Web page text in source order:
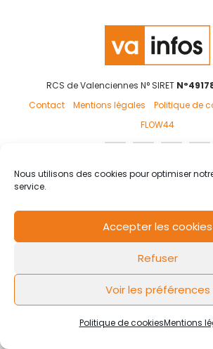
Nous utilisons des cookies pour optimiser
service.
Accepter les cookies
Refuser
Voir les préférences
Politique de cookiesMentions
RCS de Valenciennes N° SIRET
Contact
Mentions légales Politique de
FLOW44